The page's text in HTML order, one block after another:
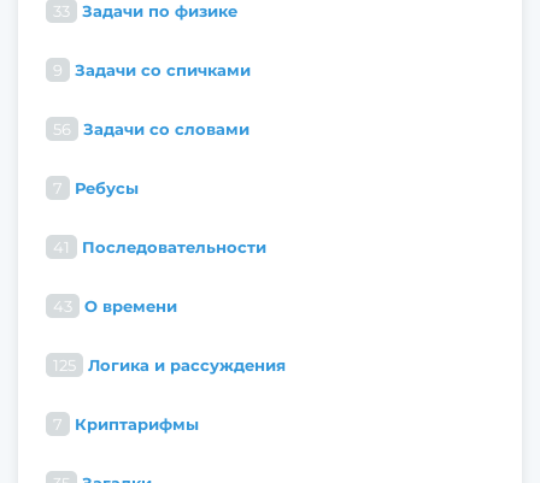
33 Задачи по физике
9 Задачи со спичками
56 Задачи со словами
7 Ребусы
41 Последовательности
43 О времени
125 Логика и рассуждения
7 Криптарифмы